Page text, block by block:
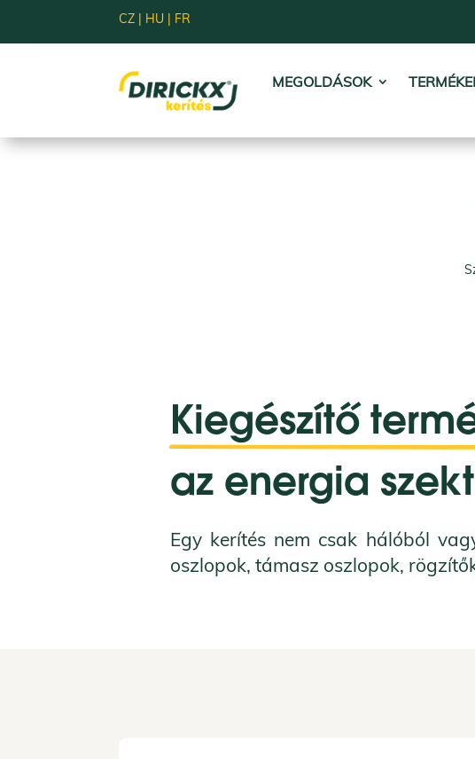
CZ | HU | FR
MEGOLDÁSOK
Kiegészítő
az energia
Egy kerítés nem csak hálóból
oszlopok, támasz oszlopok,